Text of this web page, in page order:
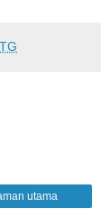
utama